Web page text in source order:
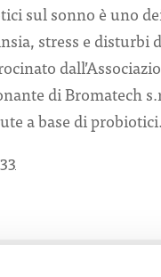
sul sonno è uno
stress e
di Bromatech
a base di probiotici.